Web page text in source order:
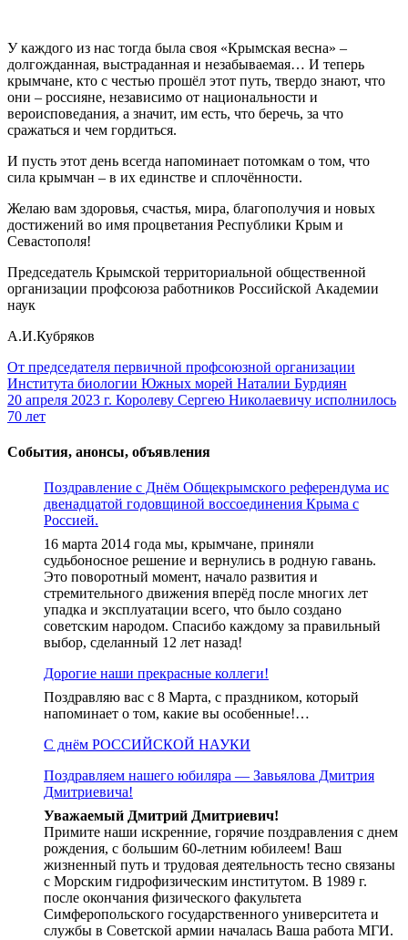
У каждого из нас тогда была своя «Крымская весна» –
долгожданная, выстраданная и незабываемая… И теперь
крымчане, кто с честью прошёл этот путь, твердо знают, что
они – россияне, независимо от национальности и
вероисповедания, а значит, им есть, что беречь, за что
сражаться и чем гордиться.
И пусть этот день всегда напоминает потомкам о том, что
сила крымчан – в их единстве и сплочённости.
Желаю вам здоровья, счастья, мира, благополучия и новых
достижений во имя процветания Республики Крым и
Севастополя!
Председатель Крымской территориальной общественной
организации профсоюза работников Российской Академии
наук
А.И.Кубряков
Навигация
по
записям
От председателя первичной профсоюзной организации
Института биологии Южных морей Наталии Бурдиян
20 апреля 2023 г. Королеву Сергею Николаевичу исполнилось
70 лет
События, анонсы, объявления
Поздравление с Днём Общекрымского референдума ис
двенадцатой годовщиной воссоединения Крыма с
Россией.
16 марта 2014 года мы, крымчане, приняли
судьбоносное решение и вернулись в родную гавань.
Это поворотный момент, начало развития и
стремительного движения вперёд после многих лет
упадка и эксплуатации всего, что было создано
советским народом. Спасибо каждому за правильный
выбор, сделанный 12 лет назад!
Дорогие наши прекрасные коллеги!
Поздравляю вас с 8 Марта, с праздником, который
напоминает о том, какие вы особенные!…
С днём РОССИЙСКОЙ НАУКИ
Поздравляем нашего юбиляра — Завьялова Дмитрия
Дмитриевича!
Уважаемый Дмитрий Дмитриевич!
Примите наши искренние, горячие поздравления с днем
рождения, с большим 60-летним юбилеем! Ваш
жизненный путь и трудовая деятельность тесно связаны
с Морским гидрофизическим институтом. В 1989 г.
после окончания физического факультета
Симферопольского государственного университета и
службы в Советской армии началась Ваша работа МГИ.